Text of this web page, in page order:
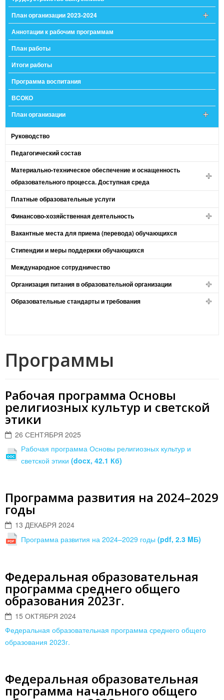
План организации 2023-2024
Аннотации к рабочим программам
План работы
Итоги работы
Программа воспитания
ВСОКО
План организации
Руководство
Педагогический состав
Материально-техническое обеспечение и оснащенность
образовательного процесса. Доступная среда
Платные образовательные услуги
Финансово-хозяйственная деятельность
Вакантные места для приема (перевода) обучающихся
Стипендии и меры поддержки обучающихся
Международное сотрудничество
Организация питания в образовательной организации
Образовательные стандарты и требования
Программы
Рабочая программа Основы
религиозных культур и светской
этики
26 СЕНТЯБРЯ 2025
Рабочая программа Основы религиозных культур и
светской этики (docx, 42.1 Кб)
Программа развития на 2024–2029
годы
13 ДЕКАБРЯ 2024
Программа развития на 2024–2029 годы (pdf, 2.3 MБ)
Федеральная образовательная
программа среднего общего
образования 2023г.
15 ОКТЯБРЯ 2024
Федеральная образовательная программа среднего общего
образования 2023г.
Федеральная образовательная
программа начального общего